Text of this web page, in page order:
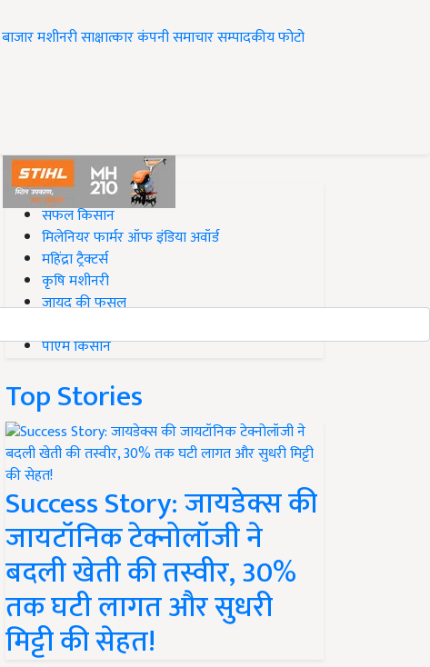
बाजारमशीनरीसाक्षात्कारकंपनी समाचारसम्पादकीयफोटो
#Top on Krishi Jagran
सफल किसान
मिलेनियर फार्मर ऑफ इंडिया अवॉर्ड
महिंद्रा ट्रैक्टर्स
कृषि मशीनरी
जायद की फसल
पीएम किसान
Top Stories
Success Story: जायडेक्स की
जायटॉनिक टेक्नोलॉजी ने
बदली खेती की तस्वीर, 30%
तक घटी लागत और सुधरी
मिट्टी की सेहत!